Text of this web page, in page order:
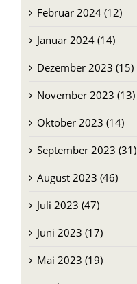
Februar 2024 (12)
Januar 2024 (14)
Dezember 2023 (15)
November 2023 (13)
Oktober 2023 (14)
September 2023 (31)
August 2023 (46)
Juli 2023 (47)
Juni 2023 (17)
Mai 2023 (19)